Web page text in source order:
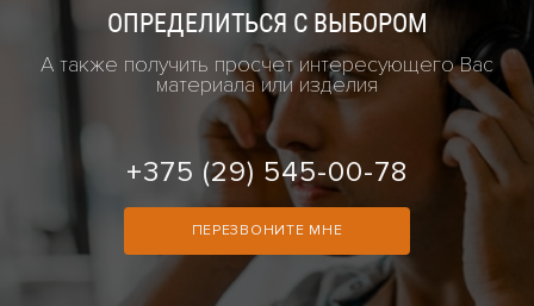
ОПРЕДЕЛИТЬСЯ С ВЫБОРОМ
А также получить просчет интересующего Вас
материала или изделия
+375 (29) 545-00-78
ПЕРЕЗВОНИТЕ МНЕ